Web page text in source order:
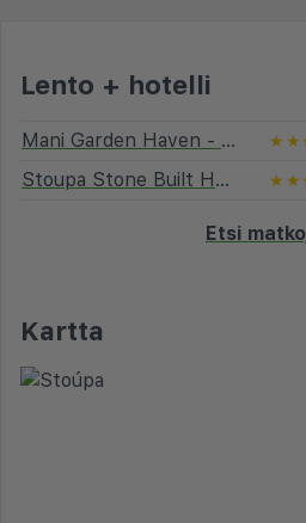
Lento + hotelli
Mani Garden Haven - Private Retreat in Stoupa
Stoupa Stone Built Home A Breath Away to the Sea
Etsi
Kartta